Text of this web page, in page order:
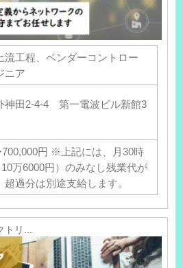
流工程、ベンダーコントロー
ニア
神田2-4-4 第一電波ビル新館3
700,000円 ※上記には、月30時
万6000円）のみなし残業代が
過分は別途支給します。
トリ...